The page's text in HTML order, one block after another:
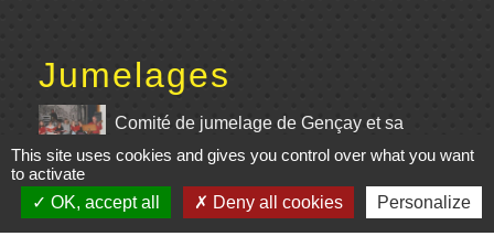
Jumelages
Comité de jumelage de Gençay et sa
région
Mentions légales - Politique de confidentialité -
This site uses cookies and gives you control over what you want
to activate
OK, accept all
Deny all cookies Personalize